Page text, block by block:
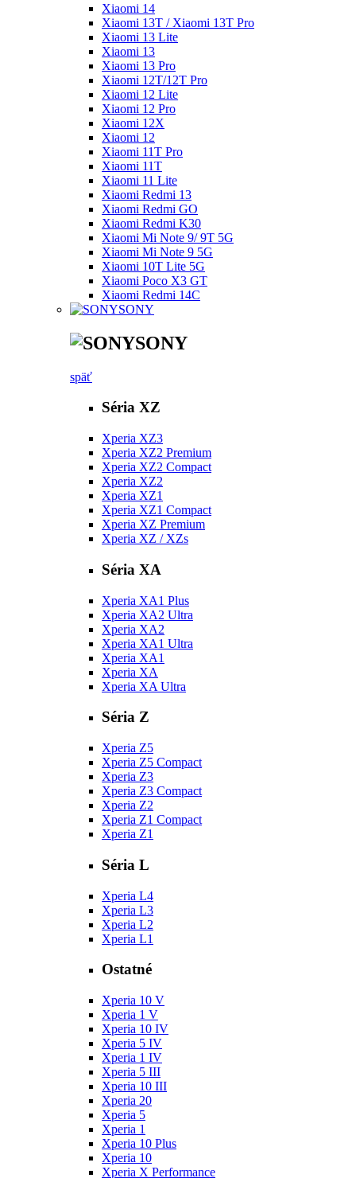
Xiaomi 14
Xiaomi 13T / Xiaomi 13T Pro
Xiaomi 13 Lite
Xiaomi 13
Xiaomi 13 Pro
Xiaomi 12T/12T Pro
Xiaomi 12 Lite
Xiaomi 12 Pro
Xiaomi 12X
Xiaomi 12
Xiaomi 11T Pro
Xiaomi 11T
Xiaomi 11 Lite
Xiaomi Redmi 13
Xiaomi Redmi GO
Xiaomi Redmi K30
Xiaomi Mi Note 9/ 9T 5G
Xiaomi Mi Note 9 5G
Xiaomi 10T Lite 5G
Xiaomi Poco X3 GT
Xiaomi Redmi 14C
SONY
SONY
späť
Séria XZ
Xperia XZ3
Xperia XZ2 Premium
Xperia XZ2 Compact
Xperia XZ2
Xperia XZ1
Xperia XZ1 Compact
Xperia XZ Premium
Xperia XZ / XZs
Séria XA
Xperia XA1 Plus
Xperia XA2 Ultra
Xperia XA2
Xperia XA1 Ultra
Xperia XA1
Xperia XA
Xperia XA Ultra
Séria Z
Xperia Z5
Xperia Z5 Compact
Xperia Z3
Xperia Z3 Compact
Xperia Z2
Xperia Z1 Compact
Xperia Z1
Séria L
Xperia L4
Xperia L3
Xperia L2
Xperia L1
Ostatné
Xperia 10 V
Xperia 1 V
Xperia 10 IV
Xperia 5 IV
Xperia 1 IV
Xperia 5 III
Xperia 10 III
Xperia 20
Xperia 5
Xperia 1
Xperia 10 Plus
Xperia 10
Xperia X Performance